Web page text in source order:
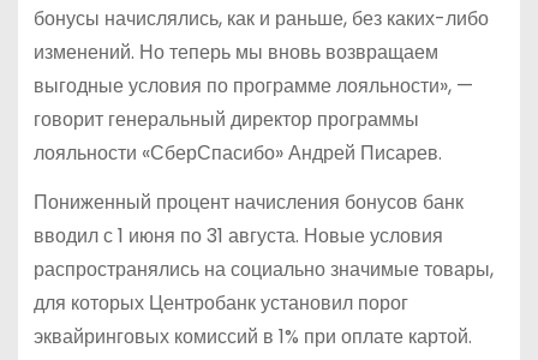
бонусы начислялись, как и раньше, без каких-либо
изменений. Но теперь мы вновь возвращаем
выгодные условия по программе лояльности», —
говорит генеральный директор программы
лояльности «СберСпасибо» Андрей Писарев.
Пониженный процент начисления бонусов банк
вводил с 1 июня по 31 августа. Новые условия
распространялись на социально значимые товары,
для которых Центробанк установил порог
эквайринговых комиссий в 1% при оплате картой.